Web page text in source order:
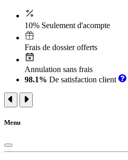
10% Seulement d'acompte
Frais de dossier offerts
Annulation sans frais
98.1% De satisfaction client
Menu